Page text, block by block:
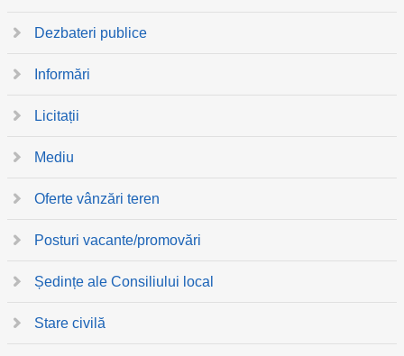
Dezbateri publice
Informări
Licitații
Mediu
Oferte vânzări teren
Posturi vacante/promovări
Ședințe ale Consiliului local
Stare civilă